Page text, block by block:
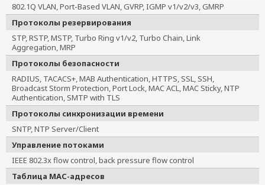
802.1Q VLAN, Port-Based VLAN, GVRP, IGMP v1/v2/v3, GMRP
Протоколы резервирования
STP, RSTP, MSTP, Turbo Ring v1/v2, Turbo Chain, Link
Aggregation, MRP
Протоколы безопасности
RADIUS, TACACS+, MAB Authentication, HTTPS, SSL, SSH,
Broadcast Storm Protection, Port Lock, MAC ACL, MAC Sticky, NTP
Authentication, SMTP with TLS
Протоколы синхронизации времени
SNTP, NTP Server/Client
Управление потоками
IEEE 802.3x flow control, back pressure flow control
Таблица MAC-адресов